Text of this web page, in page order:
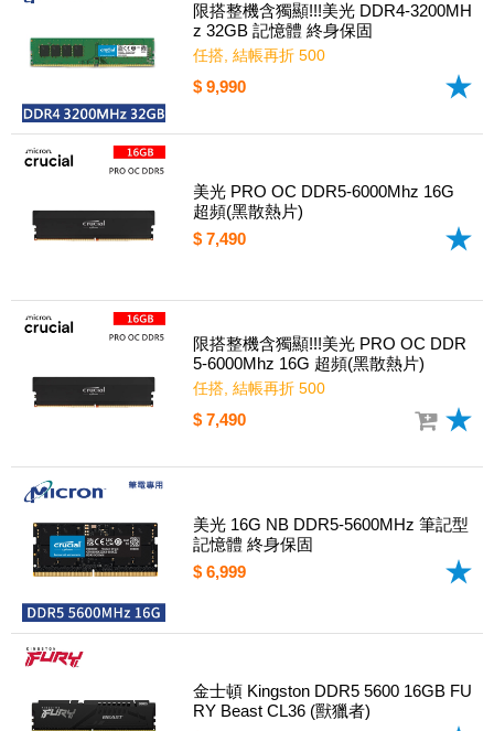
限搭整機含獨顯!!!美光 DDR4-3200MH
z 32GB 記憶體 終身保固
任搭, 結帳再折 500
$ 9,990
美光 PRO OC DDR5-6000Mhz 16G
超頻(黑散熱片)
$ 7,490
限搭整機含獨顯!!!美光 PRO OC DDR
5-6000Mhz 16G 超頻(黑散熱片)
任搭, 結帳再折 500
$ 7,490
美光 16G NB DDR5-5600MHz 筆記型
記憶體 終身保固
$ 6,999
金士頓 Kingston DDR5 5600 16GB FU
RY Beast CL36 (獸獵者)